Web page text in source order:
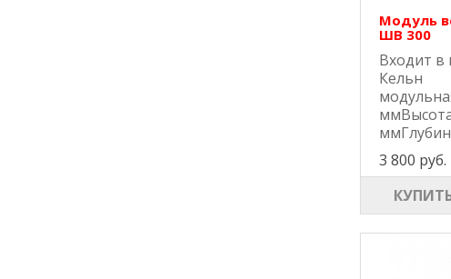
Модуль
ШВ 300
Входит в
Кельн
3 800 руб.